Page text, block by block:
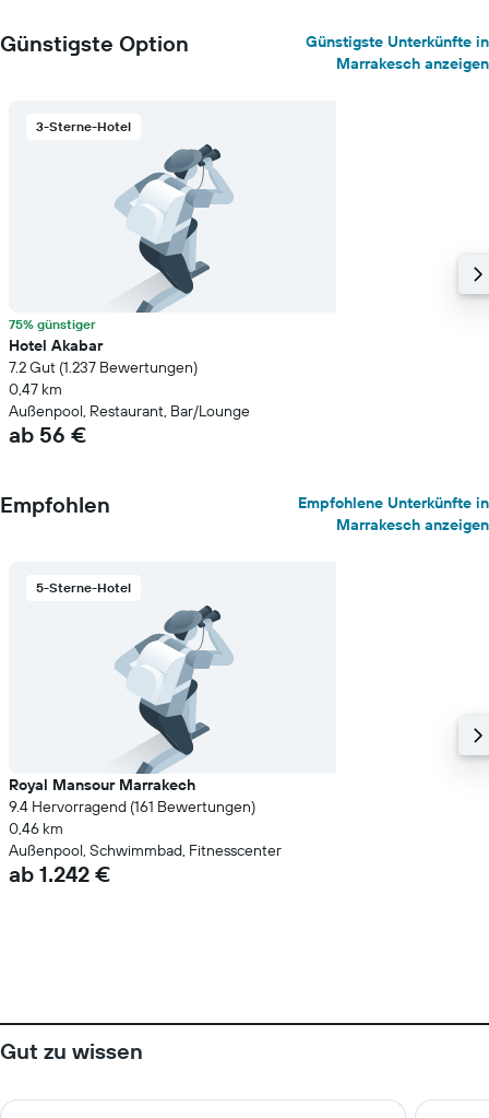
Günstigste Option
Günstigste Unterkünfte in
Marrakesch anzeigen
3-Sterne-Hotel
75% günstiger
Hotel Akabar
7.2 Gut (1.237 Bewertungen)
0,47 km
Außenpool, Restaurant, Bar/Lounge
ab 56 €
Empfohlen
Empfohlene Unterkünfte in
Marrakesch anzeigen
5-Sterne-Hotel
Royal Mansour Marrakech
9.4 Hervorragend (161 Bewertungen)
0,46 km
Außenpool, Schwimmbad, Fitnesscenter
ab 1.242 €
Gut zu wissen